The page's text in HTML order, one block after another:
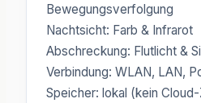
Bewegungsverfolgung
Nachtsicht: Farb & Infrarot
Abschreckung: Flutlicht &
Verbindung: WLAN, LAN,
Speicher: lokal (kein